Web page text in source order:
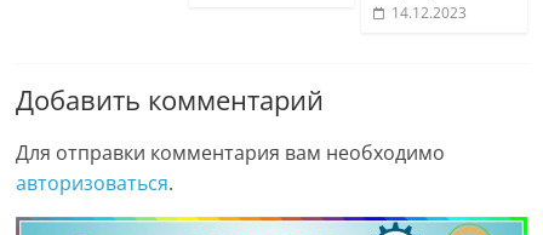
14.12.2023
Добавить комментарий
Для отправки комментария вам необходимо
авторизоваться.